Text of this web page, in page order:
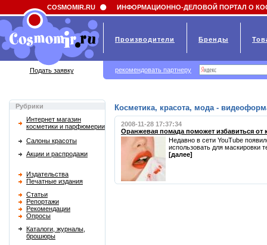
Field 'news_title' doesn't have a default value
Рубрики
Интернет магазин
косметики и парфюмерии
Салоны красоты
Акции и распродажи
Издательства
Печатные издания
Статьи
Репортажи
Рекомендации
Опросы
Каталоги, журналы,
брошюры
Косметика, красота, мода -
2008-11-28 17:37:34
Оранжевая помада поможет избавиться от
Недавно в сети YouTube
использовать для маскировки
[далее]
COSMOMIR.RU ИНФОРМАЦИОННО-ДЕЛОВОЙ ПОРТАЛ О
Производители Бренды
Подать заявку рекомендовать партнеру